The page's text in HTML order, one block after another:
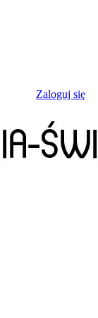
Zaloguj się